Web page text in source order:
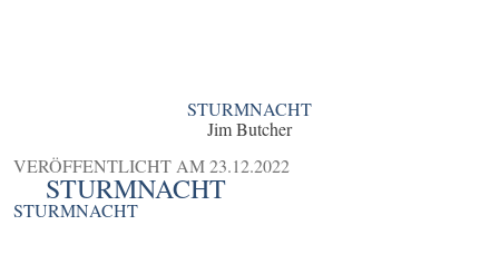
STURMNACHT
Jim Butcher
VERÖFFENTLICHT AM23.12.2022
STURMNACHT
STURMNACHT